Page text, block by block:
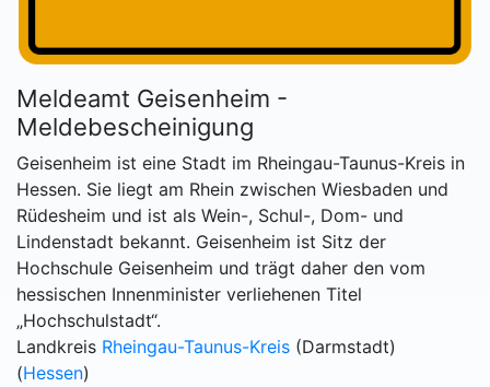
Meldeamt Geisenheim -
Meldebescheinigung
Geisenheim ist eine Stadt im Rheingau-Taunus-Kreis in
Hessen. Sie liegt am Rhein zwischen Wiesbaden und
Rüdesheim und ist als Wein-, Schul-, Dom- und
Lindenstadt bekannt. Geisenheim ist Sitz der
Hochschule Geisenheim und trägt daher den vom
hessischen Innenminister verliehenen Titel
„Hochschulstadt“.
Landkreis Rheingau-Taunus-Kreis (Darmstadt)
(Hessen)